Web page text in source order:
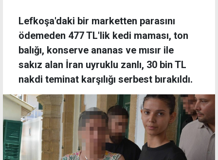
Lefkoşa'daki bir marketten parasını
ödemeden 477 TL'lik kedi maması, ton
balığı, konserve ananas ve mısır ile
sakız alan İran uyruklu zanlı, 30 bin TL
nakdi teminat karşılığı serbest bırakıldı.